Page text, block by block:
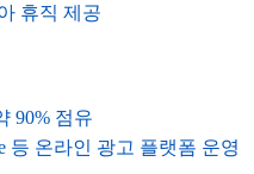
휴직 제공
90% 점유
등 온라인 광고 플랫폼 운영